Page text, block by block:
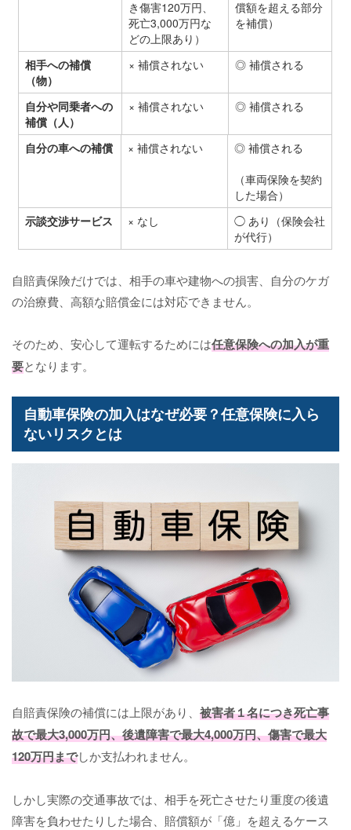
き傷害120万円、
死亡3,000万円な
どの上限あり）
償額を超える部分
を補償）
相手への補償
（物）
× 補償されない ◎ 補償される
自分や同乗者への
補償（人）
× 補償されない ◎ 補償される
自分の車への補償 × 補償されない
◎ 補償される
（車両保険を契約
した場合）
示談交渉サービス
× なし
◯ あり（保険会社
が代行）
自賠責保険だけでは、相手の車や建物への損害、自分のケガ
の治療費、高額な賠償金には対応できません。
そのため、安心して運転するためには任意保険への加入が重
要となります。
自動車保険の加入はなぜ必要？任意保険に入ら
ないリスクとは
自賠責保険の補償には上限があり、 被害者１名につき死亡事
故で最大3,000万円、後遺障害で最大4,000万円、傷害で最大
120万円までしか支払われません。
しかし実際の交通事故では、相手を死亡させたり重度の後遺
障害を負わせたりした場合、賠償額が「億」を超えるケース